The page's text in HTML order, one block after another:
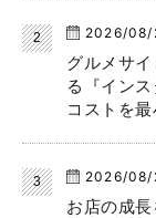
2026/08/
グルメサ
る『イン
コストを
2026/08/
お店の成